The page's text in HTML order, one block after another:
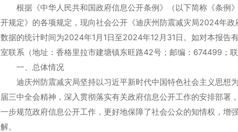
根据《中华人民共和国政府信息公开条例》（以下简称《条例
开规定》的各项规定，现向社会公开《迪庆州防震减灾局2024年
数据的统计时间为2024年1月1日至2024年12月31日。如对本报告
室联系（地址：香格里拉市建塘镇东旺路42号；邮编：674499；
一、总体情况
迪庆州防震减灾局坚持以习近平新时代中国特色社会主义思想
届三中全会精神，深入贯彻落实有关政府信息公开工作的安排部署
一步规范政府信息公开工作，更好地保障了社会公众的知情权，增
解。